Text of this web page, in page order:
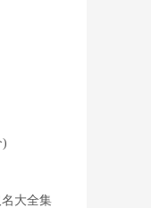
)
大全集